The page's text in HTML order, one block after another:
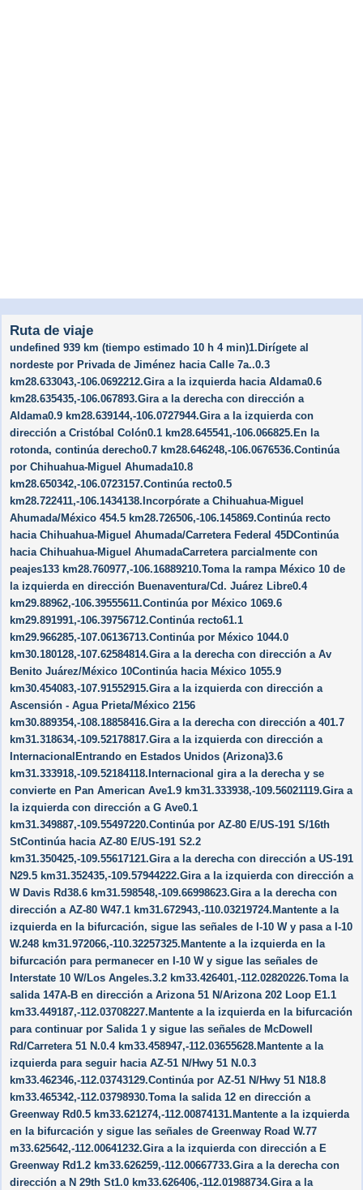
Ruta de viaje
undefined 939 km (tiempo estimado 10 h 4 min)1.Dirígete al
nordeste por Privada de Jiménez hacia Calle 7a..0.3
km28.633043,-106.0692212.Gira a la izquierda hacia Aldama0.6
km28.635435,-106.067893.Gira a la derecha con dirección a
Aldama0.9 km28.639144,-106.0727944.Gira a la izquierda con
dirección a Cristóbal Colón0.1 km28.645541,-106.066825.En la
rotonda, continúa derecho0.7 km28.646248,-106.0676536.Continúa
por Chihuahua-Miguel Ahumada10.8
km28.650342,-106.0723157.Continúa recto0.5
km28.722411,-106.1434138.Incorpórate a Chihuahua-Miguel
Ahumada/México 454.5 km28.726506,-106.145869.Continúa recto
hacia Chihuahua-Miguel Ahumada/Carretera Federal 45DContinúa
hacia Chihuahua-Miguel AhumadaCarretera parcialmente con
peajes133 km28.760977,-106.16889210.Toma la rampa México 10 de
la izquierda en dirección Buenaventura/Cd. Juárez Libre0.4
km29.88962,-106.39555611.Continúa por México 1069.6
km29.891991,-106.39756712.Continúa recto61.1
km29.966285,-107.06136713.Continúa por México 1044.0
km30.180128,-107.62584814.Gira a la derecha con dirección a Av
Benito Juárez/México 10Continúa hacia México 1055.9
km30.454083,-107.91552915.Gira a la izquierda con dirección a
Ascensión - Agua Prieta/México 2156
km30.889354,-108.18858416.Gira a la derecha con dirección a 401.7
km31.318634,-109.52178817.Gira a la izquierda con dirección a
InternacionalEntrando en Estados Unidos (Arizona)3.6
km31.333918,-109.52184118.Internacional gira a la derecha y se
convierte en Pan American Ave1.9 km31.333938,-109.56021119.Gira a
la izquierda con dirección a G Ave0.1
km31.349887,-109.55497220.Continúa por AZ-80 E/US-191 S/16th
StContinúa hacia AZ-80 E/US-191 S2.2
km31.350425,-109.55617121.Gira a la derecha con dirección a US-191
N29.5 km31.352435,-109.57944222.Gira a la izquierda con dirección a
W Davis Rd38.6 km31.598548,-109.66998623.Gira a la derecha con
dirección a AZ-80 W47.1 km31.672943,-110.03219724.Mantente a la
izquierda en la bifurcación, sigue las señales de I-10 W y pasa a I-10
W.248 km31.972066,-110.32257325.Mantente a la izquierda en la
bifurcación para permanecer en I-10 W y sigue las señales de
Interstate 10 W/Los Angeles.3.2 km33.426401,-112.02820226.Toma la
salida 147A-B en dirección a Arizona 51 N/Arizona 202 Loop E1.1
km33.449187,-112.03708227.Mantente a la izquierda en la bifurcación
para continuar por Salida 1 y sigue las señales de McDowell
Rd/Carretera 51 N.0.4 km33.458947,-112.03655628.Mantente a la
izquierda para seguir hacia AZ-51 N/Hwy 51 N.0.3
km33.462346,-112.03743129.Continúa por AZ-51 N/Hwy 51 N18.8
km33.465342,-112.03798930.Toma la salida 12 en dirección a
Greenway Rd0.5 km33.621274,-112.00874131.Mantente a la izquierda
en la bifurcación y sigue las señales de Greenway Road W.77
m33.625642,-112.00641232.Gira a la izquierda con dirección a E
Greenway Rd1.2 km33.626259,-112.00667733.Gira a la derecha con
dirección a N 29th St1.0 km33.626406,-112.01988734.Gira a la